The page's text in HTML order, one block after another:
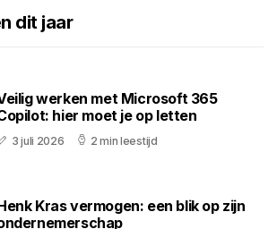
dit jaar
werken met Microsoft 365
hier moet je op letten
3 juli 2026 2 min leestijd
Kras vermogen: een blik op zijn